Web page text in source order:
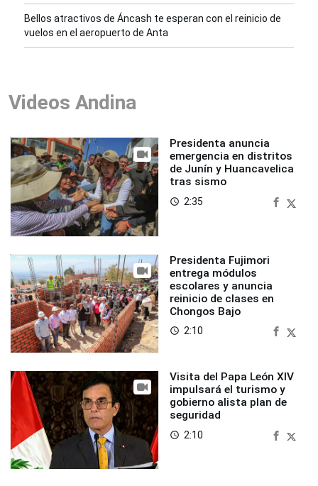
Bellos atractivos de Áncash te esperan con el reinicio de
vuelos en el aeropuerto de Anta
Videos Andina
Presidenta anuncia
emergencia en distritos
de Junín y Huancavelica
tras sismo
access_time 2:35
Presidenta Fujimori
entrega módulos
escolares y anuncia
reinicio de clases en
Chongos Bajo
access_time 2:10
Visita del Papa León XIV
impulsará el turismo y
gobierno alista plan de
seguridad
access_time 2:10